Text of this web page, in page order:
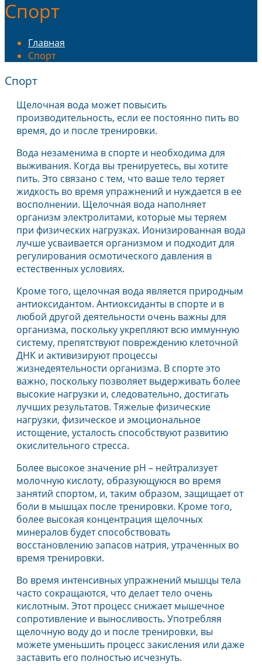
Спорт
Главная
Спорт
Спорт
Щелочная вода может повысить
производительность, если ее постоянно пить во
время, до и после тренировки.
Вода незаменима в спорте и необходима для
выживания. Когда вы тренируетесь, вы хотите
пить. Это связано с тем, что ваше тело теряет
жидкость во время упражнений и нуждается в ее
восполнении. Щелочная вода наполняет
организм электролитами, которые мы теряем
при физических нагрузках. Ионизированная вода
лучше усваивается организмом и подходит для
регулирования осмотического давления в
естественных условиях.
Кроме того, щелочная вода является природным
антиоксидантом. Антиоксиданты в спорте и в
любой другой деятельности очень важны для
организма, поскольку укрепляют всю иммунную
систему, препятствуют повреждению клеточной
ДНК и активизируют процессы
жизнедеятельности организма. В спорте это
важно, поскольку позволяет выдерживать более
высокие нагрузки и, следовательно, достигать
лучших результатов. Тяжелые физические
нагрузки, физическое и эмоциональное
истощение, усталость способствуют развитию
окислительного стресса.
Более высокое значение pH – нейтрализует
молочную кислоту, образующуюся во время
занятий спортом, и, таким образом, защищает от
боли в мышцах после тренировки. Кроме того,
более высокая концентрация щелочных
минералов будет способствовать
восстановлению запасов натрия, утраченных во
время тренировки.
Во время интенсивных упражнений мышцы тела
часто сокращаются, что делает тело очень
кислотным. Этот процесс снижает мышечное
сопротивление и выносливость. Употребляя
щелочную воду до и после тренировки, вы
можете уменьшить процесс закисления или даже
заставить его полностью исчезнуть.